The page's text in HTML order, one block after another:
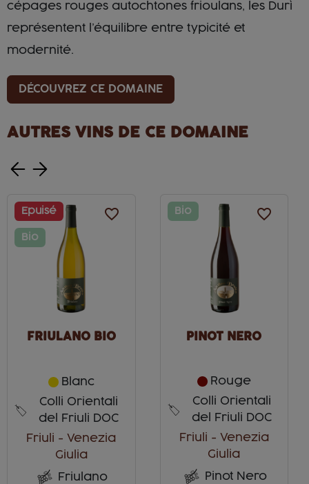
cépages rouges autochtones frioulans, les Durì
représentent l’équilibre entre typicité et
modernité.
DÉCOUVREZ CE DOMAINE
AUTRES VINS DE CE DOMAINE
favorite_border
Epuisé
Bio
FRIULANO BIO
Blanc
Colli Orientali
del Friuli DOC
Friuli - Venezia
Giulia
Friulano
favorite_border
Bio
PINOT NERO
Rouge
Colli Orientali
del Friuli DOC
Friuli - Venezia
Giulia
Pinot Nero